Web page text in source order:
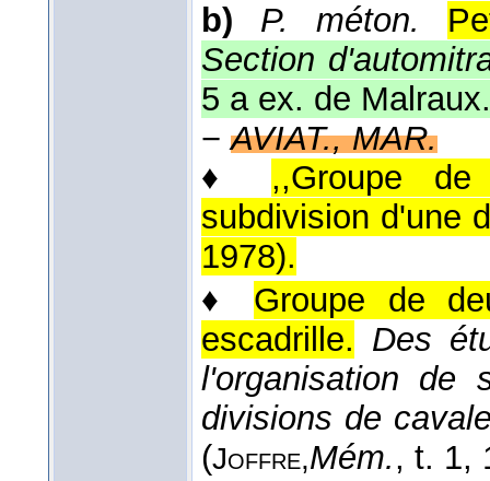
b)
P. méton.
Section
5 a ex. de Malraux.
−AVIAT., MAR.
♦ ,,Groupe
subdivision d'une
1978).
♦ Groupe de
escadrille. Des
l'organisation de
divisions de
(Joffre,Mém., t. 1,